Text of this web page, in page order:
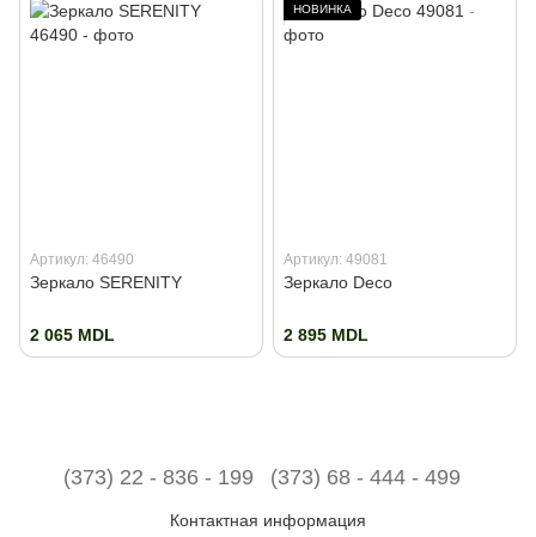
Артикул: 46490
Зеркало SERENITY
2 065 MDL
НОВИНКА
Артикул: 49081
Зеркало Deco
2 895 MDL
(373) 22 - 836 - 199 (373) 68 - 444 - 499
Контактная информация